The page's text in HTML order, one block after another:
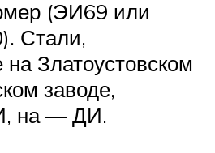
(ЭИ69 или
Стали,
Златоустовском
заводе,
на — ДИ.